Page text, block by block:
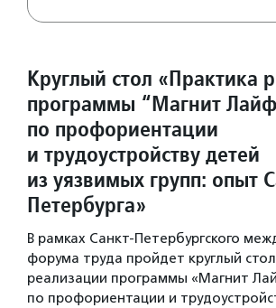
Круглый стол «Практика
программы “Магнит
по профориентации
и трудоустройству детей
из уязвимых групп: опыт
Петербурга»
В рамках Санкт-Петербургского
форума труда пройдет круглый
реализации программы «Магнит
по профориентации и